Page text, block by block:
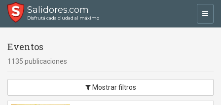
Salidores.com
Disfrutá cada ciudad al máximo
Eventos
1135 publicaciones
Mostrar filtros